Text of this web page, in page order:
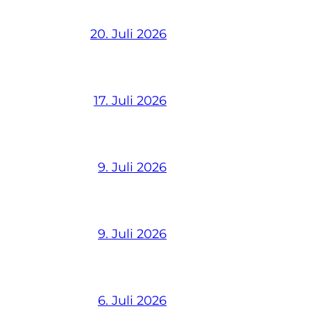
20. Juli 2026
17. Juli 2026
9. Juli 2026
9. Juli 2026
6. Juli 2026